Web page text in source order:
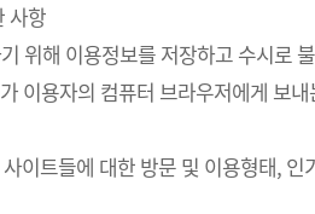
사항
해 이용정보를 저장하고 수시로
용자의 컴퓨터 브라우저에게 보
이트들에 대한 방문 및 이용형태,